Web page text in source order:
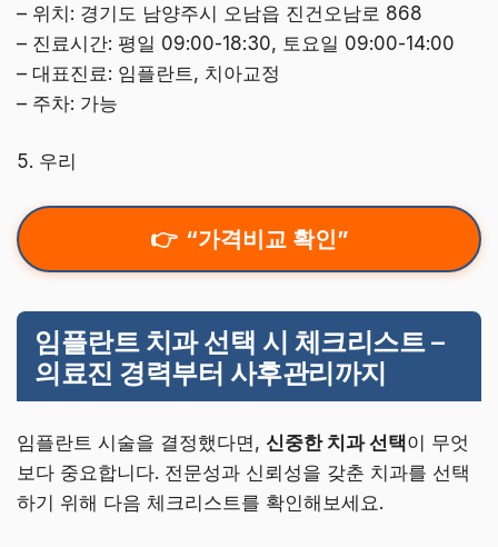
– 위치: 경기도 남양주시 오남읍 진건오남로 868
– 진료시간: 평일 09:00-18:30, 토요일 09:00-14:00
– 대표진료: 임플란트, 치아교정
– 주차: 가능
5. 우리
“가격비교 확인”
임플란트 치과 선택 시 체크리스트 –
의료진 경력부터 사후관리까지
임플란트 시술을 결정했다면, 신중한 치과 선택이 무엇
보다 중요합니다. 전문성과 신뢰성을 갖춘 치과를 선택
하기 위해 다음 체크리스트를 확인해보세요.